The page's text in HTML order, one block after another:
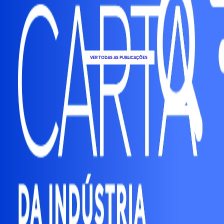
VER TODAS AS PUBLICAÇÕES